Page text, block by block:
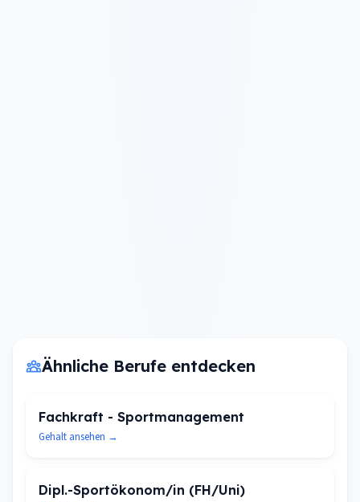
Ähnliche Berufe entdecken
Fachkraft - Sportmanagement
Gehalt ansehen →
Dipl.-Sportökonom/in (FH/Uni)